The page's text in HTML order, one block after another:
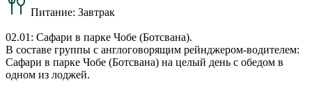
Питание: Завтрак
02.01: Сафари в парке Чобе (Ботсвана).
В составе группы с англоговорящим рейнджером-водителем:
Сафари в парке Чобе (Ботсвана) на целый день с обедом в
одном из лоджей.